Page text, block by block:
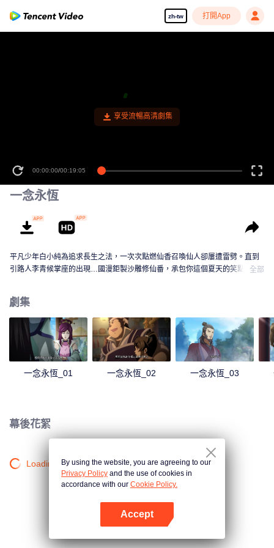
zh-tw 打開App
享受流暢高清劇集
00:00:00/00:19:05
一念永恆
平凡少年白小純為追求長生之法，一次次點燃仙香召喚仙人卻屢遭雷劈。直到
引路人李青候掌座的出現…國漫鉅製沙雕修仙番，承包你這個夏天的笑點！全部
劇集
一念永恆_01 一念永恆_02 一念永恆_03
幕後花絮
Loading…By using the website, you are agreeing to our
Privacy Policy and the use of cookies in
accordance with our Cookie Policy.
Accept